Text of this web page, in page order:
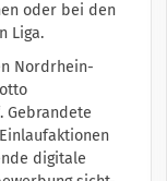
oder bei den
Liga.
Nordrhein-
Gebrandete
digitale